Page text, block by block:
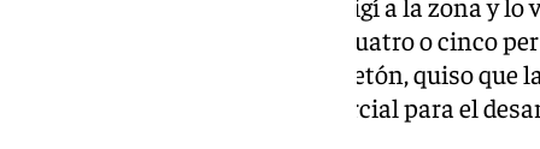
cabeza, lleno de sangre. Había cuatro o cinco
Roja», recuerda. El destino, juguetón, quiso
justo ese día en el parque comercial para el